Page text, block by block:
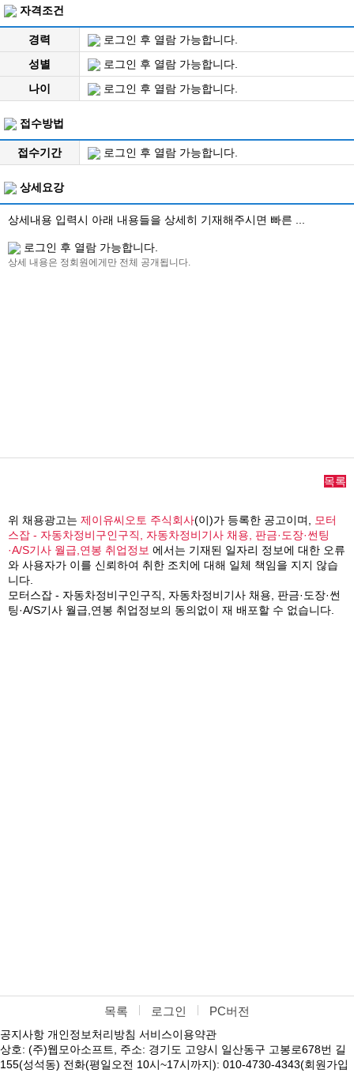
자격조건
경력
로그인 후 열람 가능합니다.
성별
로그인 후 열람 가능합니다.
나이
로그인 후 열람 가능합니다.
접수방법
접수기간 로그인 후 열람 가능합니다.
상세요강
상세내용 입력시 아래 내용들을 상세히 기재해주시면 빠른 ...
로그인 후 열람 가능합니다.
상세 내용은 정회원에게만 전체 공개됩니다.
목록
위 채용광고는 제이유씨오토 주식회사(이)가 등록한 공고이며,
모터
스잡 - 자동차정비구인구직, 자동차정비기사 채용, 판금·도장·썬팅
·A/S기사 월급,연봉 취업정보 에서는 기재된 일자리 정보에 대한 오류
와 사용자가 이를 신뢰하여 취한 조치에 대해 일체 책임을 지지 않습
니다.
모터스잡 - 자동차정비구인구직, 자동차정비기사 채용, 판금·도장·썬
팅·A/S기사 월급,연봉 취업정보의 동의없이 재 배포할 수 없습니다.
목록 로그인 PC버전
공지사항 개인정보처리방침 서비스이용약관
상호: (주)웹모아소프트, 주소: 경기도 고양시 일산동구 고봉로678번 길
155(성석동) 전화(평일오전 10시~17시까지): 010-4730-4343(회원가입